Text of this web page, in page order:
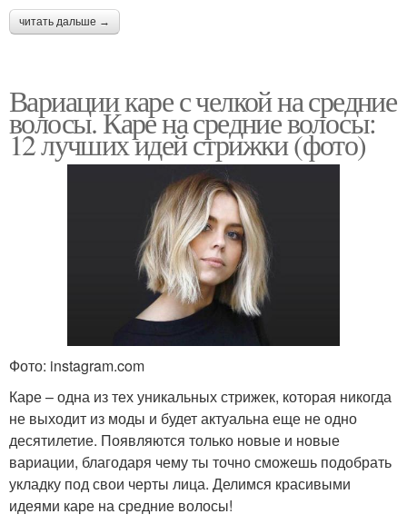
читать дальше →
Вариации каре с челкой на средние
волосы. Каре на средние волосы:
12 лучших идей стрижки (фото)
Фото: instagram.com
Каре – одна из тех уникальных стрижек, которая никогда
не выходит из моды и будет актуальна еще не одно
десятилетие. Появляются только новые и новые
вариации, благодаря чему ты точно сможешь подобрать
укладку под свои черты лица. Делимся красивыми
идеями каре на средние волосы!